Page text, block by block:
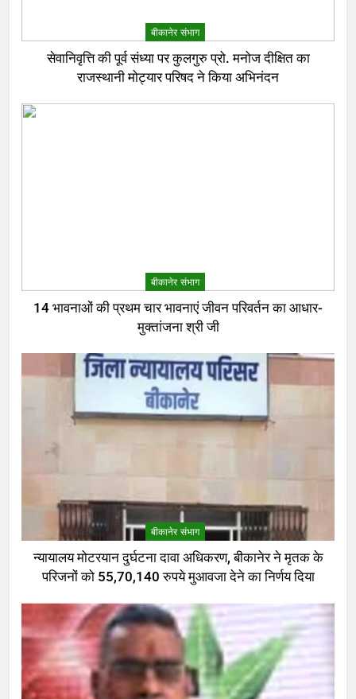
बीकानेर संभाग
सेवानिवृत्ति की पूर्व संध्या पर कुलगुरु प्रो. मनोज दीक्षित का
राजस्थानी मोट्यार परिषद ने किया अभिनंदन
बीकानेर संभाग
14 भावनाओं की प्रथम चार भावनाएं जीवन परिवर्तन का आधार-
मुक्तांजना श्री जी
बीकानेर संभाग
न्यायालय मोटरयान दुर्घटना दावा अधिकरण, बीकानेर ने मृतक के
परिजनों को 55,70,140 रुपये मुआवजा देने का निर्णय दिया